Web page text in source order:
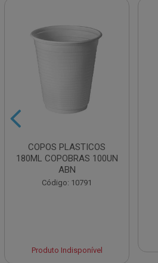
COPOS PLASTICOS
180ML COPOBRAS 100UN
ABN
Código: 10791
Produto Indisponível